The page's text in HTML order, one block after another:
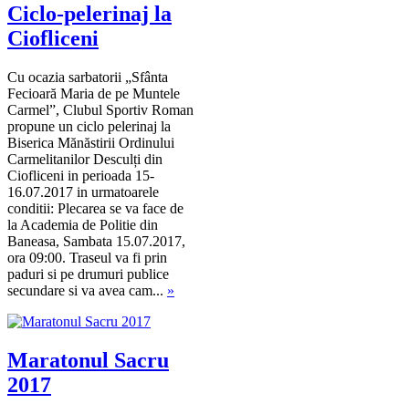
Ciclo-pelerinaj la
Ciofliceni
Cu ocazia sarbatorii „Sfânta
Fecioară Maria de pe Muntele
Carmel”, Clubul Sportiv Roman
propune un ciclo pelerinaj la
Biserica Mănăstirii Ordinului
Carmelitanilor Desculți din
Ciofliceni in perioada 15-
16.07.2017 in urmatoarele
conditii: Plecarea se va face de
la Academia de Politie din
Baneasa, Sambata 15.07.2017,
ora 09:00. Traseul va fi prin
paduri si pe drumuri publice
secundare si va avea cam... »
Maratonul Sacru
2017